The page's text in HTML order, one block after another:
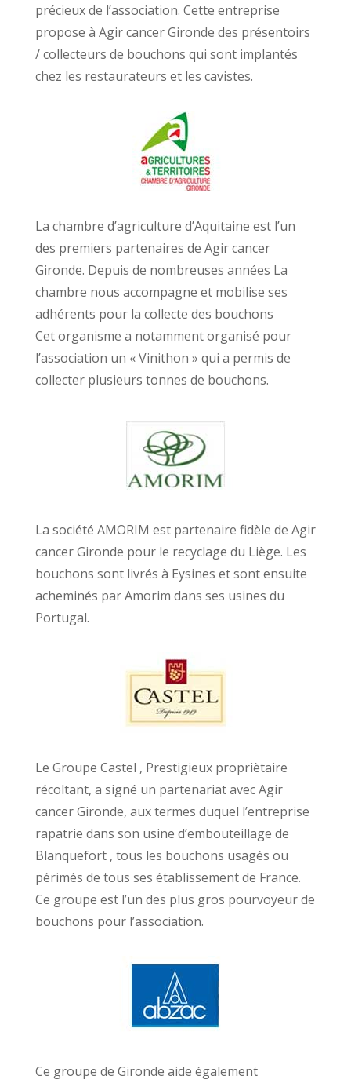
précieux de l’association. Cette entreprise
propose à Agir cancer Gironde des présentoirs
/ collecteurs de bouchons qui sont implantés
chez les restaurateurs et les cavistes.
La chambre d’agriculture d’Aquitaine est l’un
des premiers partenaires de Agir cancer
Gironde. Depuis de nombreuses années La
chambre nous accompagne et mobilise ses
adhérents pour la collecte des bouchons
Cet organisme a notamment organisé pour
l’association un « Vinithon » qui a permis de
collecter plusieurs tonnes de bouchons.
La société AMORIM est partenaire fidèle de Agir
cancer Gironde pour le recyclage du Liège. Les
bouchons sont livrés à Eysines et sont ensuite
acheminés par Amorim dans ses usines du
Portugal.
Le Groupe Castel , Prestigieux propriètaire
récoltant, a signé un partenariat avec Agir
cancer Gironde, aux termes duquel l’entreprise
rapatrie dans son usine d’embouteillage de
Blanquefort , tous les bouchons usagés ou
périmés de tous ses établissement de France.
Ce groupe est l’un des plus gros pourvoyeur de
bouchons pour l’association.
Ce groupe de Gironde aide également